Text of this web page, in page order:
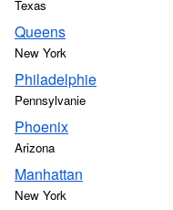
Texas
Queens
New York
Philadelphie
Pennsylvanie
Phoenix
Arizona
Manhattan
New York